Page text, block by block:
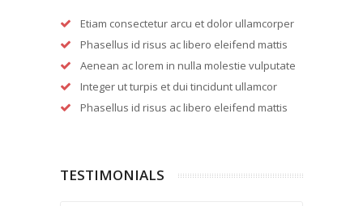
Etiam consectetur arcu et dolor ullamcorper
Phasellus id risus ac libero eleifend mattis
Aenean ac lorem in nulla molestie vulputate
Integer ut turpis et dui tincidunt ullamcor
Phasellus id risus ac libero eleifend mattis
TESTIMONIALS